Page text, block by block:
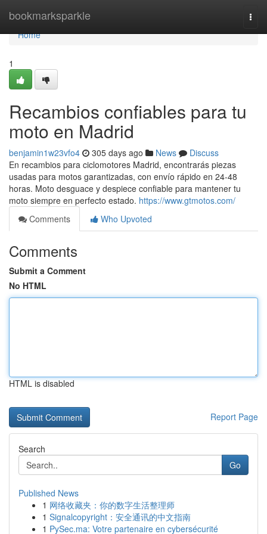
bookmarksparkle
Home
Home
1
Recambios confiables para tu
moto en Madrid
benjamin1w23vfo4 305 days ago News
Discuss
En recambios para ciclomotores Madrid, encontrarás piezas
usadas para motos garantizadas, con envío rápido en 24-48
horas. Moto desguace y despiece confiable para mantener tu
moto siempre en perfecto estado. https://www.gtmotos.com/
Comments
Who Upvoted
Comments
Submit a Comment
No HTML
HTML is disabled
Report Page
Search
Go
Published News
1 网络收藏夹：你的数字生活整理师
1 Signalcopyright：安全通讯的中文指南
1 PySec.ma: Votre partenaire en cybersécurité